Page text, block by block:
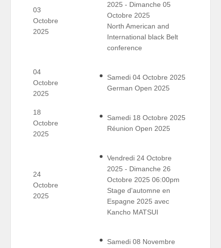
03
Octobre
2025
2025 - Dimanche 05
Octobre 2025
North American and
International black Belt
conference
04
Octobre
2025
Samedi 04 Octobre 2025
German Open 2025
18
Octobre
2025
Samedi 18 Octobre 2025
Réunion Open 2025
24
Octobre
2025
Vendredi 24 Octobre
2025 - Dimanche 26
Octobre 2025 06:00pm
Stage d'automne en
Espagne 2025 avec
Kancho MATSUI
Samedi 08 Novembre